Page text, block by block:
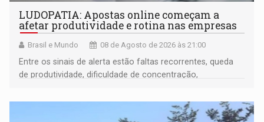
LUDOPATIA: Apostas online começam a
afetar produtividade e rotina nas empresas
Brasil e Mundo 08 de Agosto de 2026 às 21:00
Entre os sinais de alerta estão faltas recorrentes, queda
de produtividade, dificuldade de concentração,